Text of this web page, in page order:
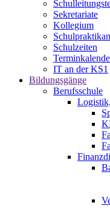
Sekretariate
Kollegium
Schulzeiten
IT an der KS1
Bildungsgänge
Berufsschule